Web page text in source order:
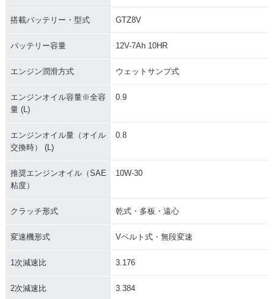
搭載バッテリー・型式 GTZ8V
バッテリー容量 12V-7Ah 10HR
エンジン潤滑方式 ウェットサンプ式
エンジンオイル容量※全容
量 (L)
0.9
エンジンオイル量（オイル
交換時） (L)
0.8
推奨エンジンオイル（SAE
粘度）
10W-30
クラッチ形式 乾式・多板・遠心
変速機形式 Vベルト式・無段変速
1次減速比 3.176
2次減速比 3.384